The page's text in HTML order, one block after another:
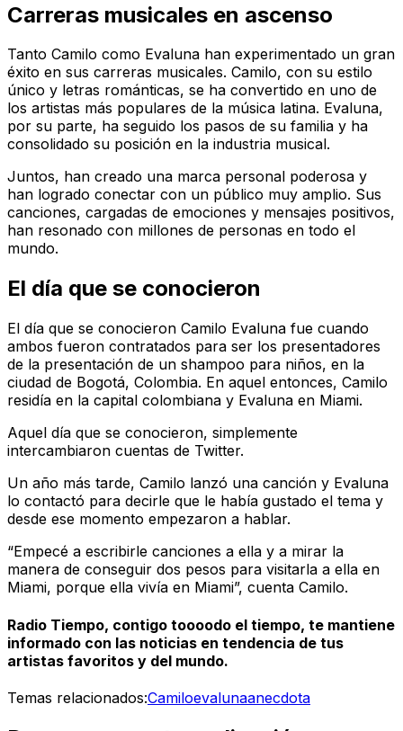
Carreras musicales en ascenso
Tanto Camilo como Evaluna han experimentado un gran
éxito en sus carreras musicales. Camilo, con su estilo
único y letras románticas, se ha convertido en uno de
los artistas más populares de la música latina. Evaluna,
por su parte, ha seguido los pasos de su familia y ha
consolidado su posición en la industria musical.
Juntos, han creado una marca personal poderosa y
han logrado conectar con un público muy amplio. Sus
canciones, cargadas de emociones y mensajes positivos,
han resonado con millones de personas en todo el
mundo.
El día que se conocieron
El día que se conocieron Camilo Evaluna fue cuando
ambos fueron contratados para ser los presentadores
de la presentación de un shampoo para niños, en la
ciudad de Bogotá, Colombia. En aquel entonces, Camilo
residía en la capital colombiana y Evaluna en Miami.
Aquel día que se conocieron, simplemente
intercambiaron cuentas de Twitter.
Un año más tarde, Camilo lanzó una canción y Evaluna
lo contactó para decirle que le había gustado el tema y
desde ese momento empezaron a hablar.
“Empecé a escribirle canciones a ella y a mirar la
manera de conseguir dos pesos para visitarla a ella en
Miami, porque ella vivía en Miami”, cuenta Camilo.
Radio Tiempo, contigo toooodo el tiempo, te mantiene
informado con las noticias en tendencia de tus
artistas favoritos y del mundo.
Temas relacionados:Camiloevalunaanecdota